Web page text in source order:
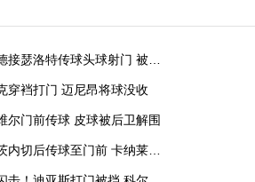
洛特传球头球射门 被门将没收
穿裆打门 迈尼昂将球没收
尔门前传球 皮球被后卫解围
后传球至门前 卡纳莱极限解围